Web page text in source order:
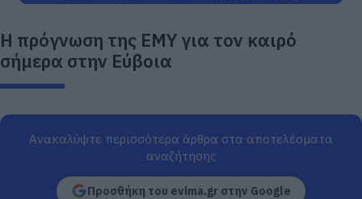
Η πρόγνωση της ΕΜΥ για τον καιρό
σήμερα στην Εύβοια
Ανακαλύψτε περισσότερα άρθρα στα αποτελέσματα
αναζήτησης
Προσθήκη του evima.gr στην Google